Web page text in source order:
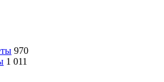
970
1 011